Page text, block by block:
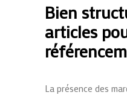
Bien
articles
La présence des